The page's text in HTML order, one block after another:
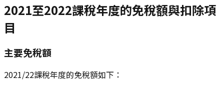
2021至2022課稅年度的免稅額與扣除項
目
主要免稅額
2021/22課稅年度的免稅額如下：